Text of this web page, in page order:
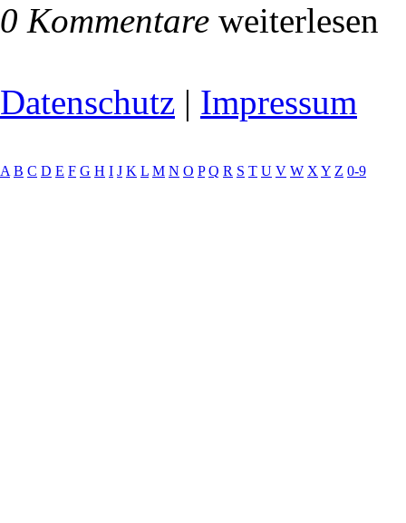
0 Kommentare weiterlesen
Datenschutz | Impressum
A B C D E F G H I J K L M N O P Q R S T U V W X Y Z 0-9